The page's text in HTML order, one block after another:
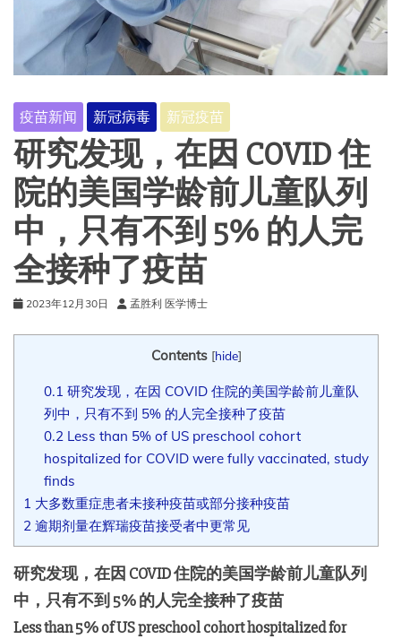
疫苗新闻 新冠病毒 新冠疫苗
研究发现，在因 COVID 住
院的美国学龄前儿童队列
中，只有不到 5% 的人完
全接种了疫苗
2023年12月30日 孟胜利 医学博士
Contents [hide]
0.1 研究发现，在因 COVID 住院的美国学龄前儿童队
列中，只有不到 5% 的人完全接种了疫苗
0.2Less than 5% of US preschool cohort
hospitalized for COVID were fully vaccinated, study
finds
1 大多数重症患者未接种疫苗或部分接种疫苗
2 逾期剂量在辉瑞疫苗接受者中更常见
研究发现，在因 COVID 住院的美国学龄前儿童队列
中，只有不到 5% 的人完全接种了疫苗
Less than 5% of US preschool cohort hospitalized for